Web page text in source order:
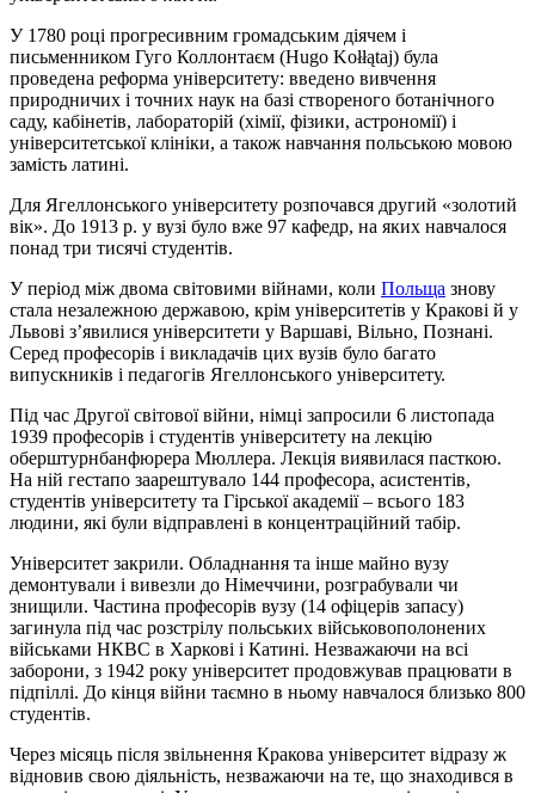
У 1780 році прогресивним громадським діячем і
письменником Гуго Коллонтаєм (Hugo Kołłątaj) була
проведена реформа університету: введено вивчення
природничих і точних наук на базі створеного ботанічного
саду, кабінетів, лабораторій (хімії, фізики, астрономії) і
університетської клініки, а також навчання польською мовою
замість латині.
Для Ягеллонського університету розпочався другий «золотий
вік». До 1913 р. у вузі було вже 97 кафедр, на яких навчалося
понад три тисячі студентів.
У період між двома світовими війнами, коли Польща знову
стала незалежною державою, крім університетів у Кракові й у
Львові з’явилися університети у Варшаві, Вільно, Познані.
Серед професорів і викладачів цих вузів було багато
випускників і педагогів Ягеллонського університету.
Під час Другої світової війни, німці запросили 6 листопада
1939 професорів і студентів університету на лекцію
оберштурнбанфюрера Мюллера. Лекція виявилася пасткою.
На ній гестапо заарештувало 144 професора, асистентів,
студентів університету та Гірської академії – всього 183
людини, які були відправлені в концентраційний табір.
Університет закрили. Обладнання та інше майно вузу
демонтували і вивезли до Німеччини, розграбували чи
знищили. Частина професорів вузу (14 офіцерів запасу)
загинула під час розстрілу польських військовополонених
військами НКВС в Харкові і Катині. Незважаючи на всі
заборони, з 1942 року університет продовжував працювати в
підпіллі. До кінця війни таємно в ньому навчалося близько 800
студентів.
Через місяць після звільнення Кракова університет відразу ж
відновив свою діяльність, незважаючи на те, що знаходився в